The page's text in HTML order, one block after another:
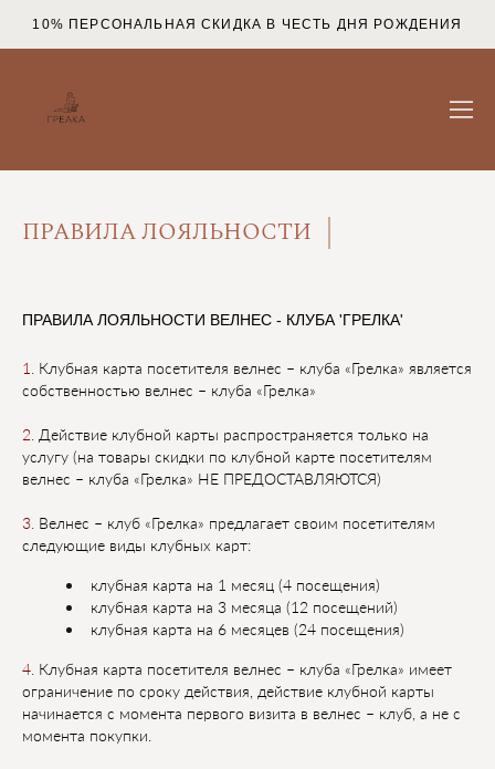
10% ПЕРСОНАЛЬНАЯ СКИДКА В ЧЕСТЬ ДНЯ РОЖДЕНИЯ
ПРАВИЛА ЛОЯЛЬНОСТИ
ПРАВИЛА ЛОЯЛЬНОСТИ ВЕЛНЕС - КЛУБА 'ГРЕЛКА'
1.
Клубная карта посетителя велнес – клуба «Грелка» является
собственностью велнес – клуба «Грелка»
2. Действие клубной карты распространяется только на
услугу (на товары скидки по клубной карте посетителям
велнес – клуба «Грелка» НЕ ПРЕДОСТАВЛЯЮТСЯ)
3. Велнес – клуб «Грелка» предлагает своим посетителям
следующие виды клубных карт:
клубная карта на 1 месяц (4 посещения)
клубная карта на 3 месяца (12 посещений)
клубная карта на 6 месяцев (24 посещения)
4. Клубная карта посетителя велнес – клуба «Грелка» имеет
ограничение по сроку действия, действие клубной карты
начинается с момента первого визита в велнес – клуб, а не с
момента покупки.